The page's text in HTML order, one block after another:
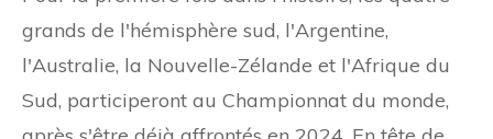
grands de l'hémisphère sud, l'Argentine,
l'Australie, la Nouvelle-Zélande et l'Afrique du
Sud, participeront au Championnat du monde,